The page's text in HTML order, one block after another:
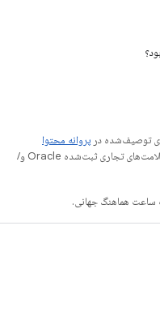
توصیف‌شده در پروانه محتوا
هستند. جاوا و OpenJDK علامت‌های تجاری یا علامت‌های تجاری ثبت‌شده Oracle و/